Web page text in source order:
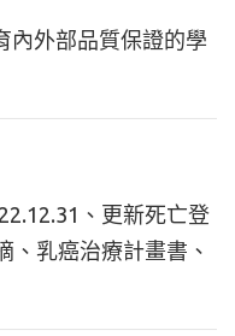
內外部品質保證的學
、更新死亡登
、乳癌治療計畫書、